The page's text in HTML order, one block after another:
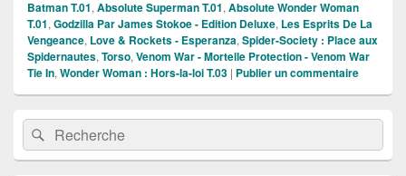
Batman T.01, Absolute Superman T.01, Absolute Wonder Woman
T.01, Godzilla Par James Stokoe - Edition Deluxe, Les Esprits De La
Vengeance, Love & Rockets - Esperanza, Spider-Society : Place aux
Spidernautes, Torso, Venom War - Mortelle Protection - Venom War
Tie In, Wonder Woman : Hors-la-loi T.03 | Publier un commentaire
Zone
principale
de
widget
Recherche :Rechercher